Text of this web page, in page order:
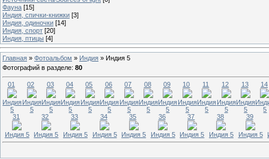
Фауна [15]
Индия, спички-книжки [3]
Индия, одиночки [14]
Индия, спорт [20]
Индия, птицы [4]
Главная » Фотоальбом » Индия » Индия 5
Фотографий в разделе: 80
01
Индия
5
02
Индия
5
03
Индия
5
04
Индия
5
05
Индия
5
06
Индия
5
07
Индия
5
08
Индия
5
09
Индия
5
10
Индия
5
11
Индия
5
12
Индия
5
13
Индия
5
14
5
31
Индия 5
32
Индия 5
33
Индия 5
34
Индия 5
35
Индия 5
36
Индия 5
37
Индия 5
38
Индия 5
39
Индия 5